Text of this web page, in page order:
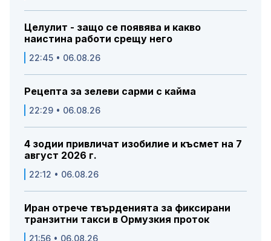
Целулит - защо се появява и какво
наистина работи срещу него
22:45 • 06.08.26
Рецепта за зелеви сарми с кайма
22:29 • 06.08.26
4 зодии привличат изобилие и късмет на 7
август 2026 г.
22:12 • 06.08.26
Иран отрече твърденията за фиксирани
транзитни такси в Ормузкия проток
21:56 • 06.08.26